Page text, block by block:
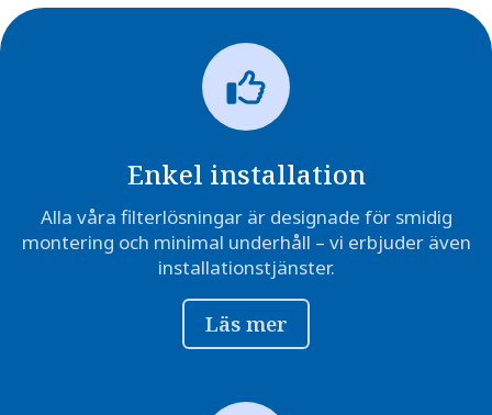
Enkel installation
Alla våra filterlösningar är designade för smidig
montering och minimal underhåll – vi erbjuder även
installationstjänster.
Läs mer